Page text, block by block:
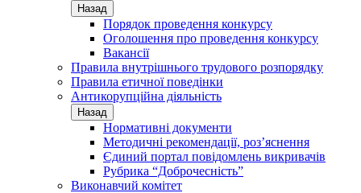
Назад
Порядок проведення конкурсу
Оголошення про проведення конкурсу
Вакансії
Правила внутрішнього трудового розпорядку
Правила етичної поведінки
Антикорупційна діяльність
Назад
Нормативні документи
Методичні рекомендації, роз’яснення
Єдиний портал повідомлень викривачів
Рубрика “Доброчесність”
Виконавчий комітет